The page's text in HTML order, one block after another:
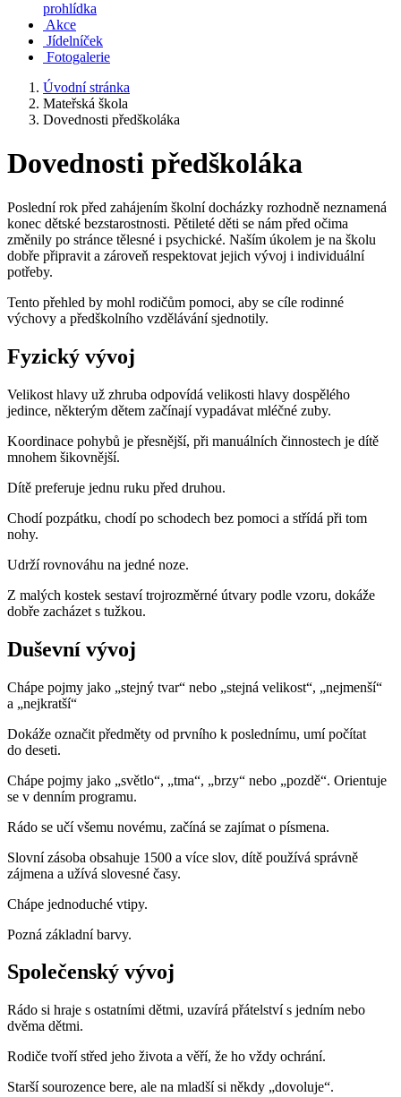
prohlídka
Akce
Jídelníček
Fotogalerie
Úvodní stránka
Mateřská škola
Dovednosti předškoláka
Dovednosti předškoláka
Poslední rok před zahájením školní docházky rozhodně neznamená
konec dětské bezstarostnosti. Pětileté děti se nám před očima
změnily po stránce tělesné i psychické. Naším úkolem je na školu
dobře připravit a zároveň respektovat jejich vývoj i individuální
potřeby.
Tento přehled by mohl rodičům pomoci, aby se cíle rodinné
výchovy a předškolního vzdělávání sjednotily.
Fyzický vývoj
Velikost hlavy už zhruba odpovídá velikosti hlavy dospělého
jedince, některým dětem začínají vypadávat mléčné zuby.
Koordinace pohybů je přesnější, při manuálních činnostech je dítě
mnohem šikovnější.
Dítě preferuje jednu ruku před druhou.
Chodí pozpátku, chodí po schodech bez pomoci a střídá při tom
nohy.
Udrží rovnováhu na jedné noze.
Z malých kostek sestaví trojrozměrné útvary podle vzoru, dokáže
dobře zacházet s tužkou.
Duševní vývoj
Chápe pojmy jako „stejný tvar“ nebo „stejná velikost“, „nejmenší“
a „nejkratší“
Dokáže označit předměty od prvního k poslednímu, umí počítat
do deseti.
Chápe pojmy jako „světlo“, „tma“, „brzy“ nebo „pozdě“. Orientuje
se v denním programu.
Rádo se učí všemu novému, začíná se zajímat o písmena.
Slovní zásoba obsahuje 1500 a více slov, dítě používá správně
zájmena a užívá slovesné časy.
Chápe jednoduché vtipy.
Pozná základní barvy.
Společenský vývoj
Rádo si hraje s ostatními dětmi, uzavírá přátelství s jedním nebo
dvěma dětmi.
Rodiče tvoří střed jeho života a věří, že ho vždy ochrání.
Starší sourozence bere, ale na mladší si někdy „dovoluje“.